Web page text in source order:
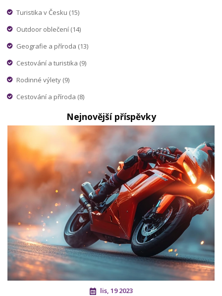
Turistika v Česku (15)
Outdoor oblečení (14)
Geografie a příroda (13)
Cestování a turistika (9)
Rodinné výlety (9)
Cestování a příroda (8)
Nejnovější příspěvky
lis, 19 2023